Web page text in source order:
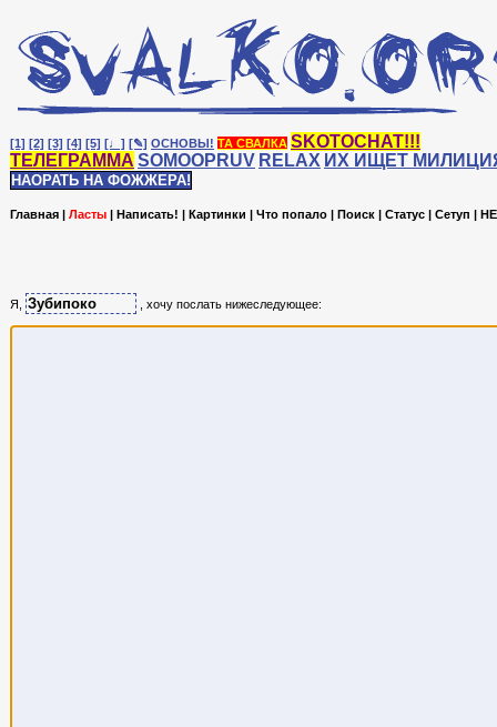
[1] [2] [3] [4] [5] [♩] [✎] ОСНОВЫ! ТА СВАЛКА SKOTOCHAT!!!
ТЕЛЕГРАММА SOMOOPRUV RELAX ИХ ИЩЕТ
НАОРАТЬ НА ФОЖЖЕРА!
Главная | Ласты | Написать! | Картинки | Что попало | Поиск | Статус | Сетуп |
Я, , хочу послать нижеследующее: